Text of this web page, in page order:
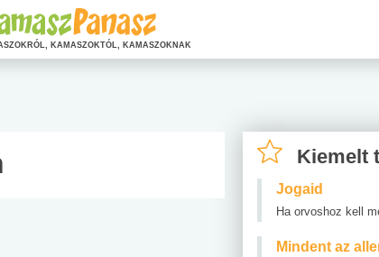
Kiemelt
Jogaid
Ha orvoshoz kell
Mindent az
KAMASZOKTÓL, KAMASZOKNAK